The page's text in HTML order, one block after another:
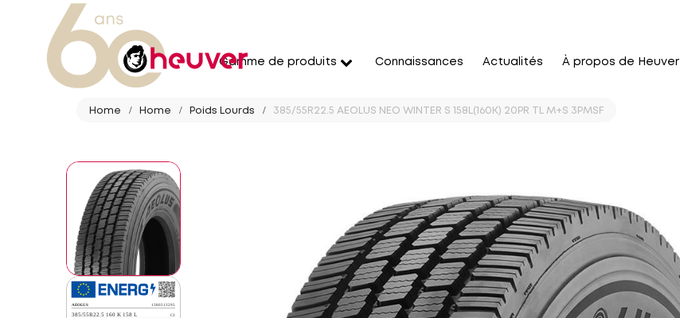
Gamme de produits Connaissances Actualités À propos de Heuver
Home Home Poids Lourds 385/55R22.5 AEOLUS NEO WINTER S 158L(160K) 20PR TL M+S 3PMSF